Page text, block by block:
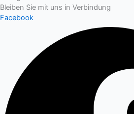
Bleiben Sie mit uns in Verbindung
Facebook